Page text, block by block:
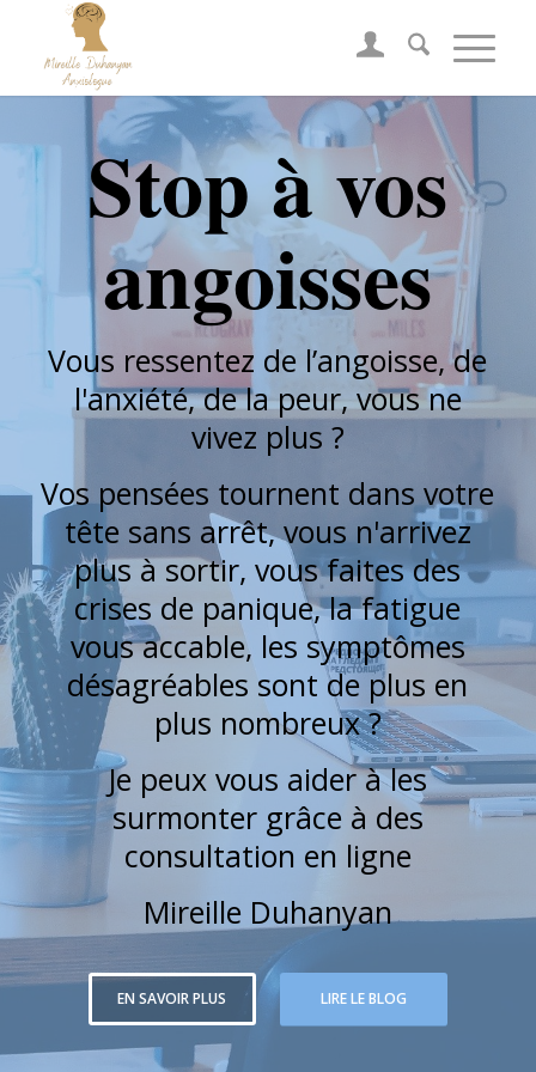
Stop à vos
angoisses
Vous ressentez de l’angoisse, de
l'anxiété, de la peur, vous ne
vivez plus ?
Vos pensées tournent dans votre
tête sans arrêt, vous n'arrivez
plus à sortir, vous faites des
crises de panique, la fatigue
vous accable, les symptômes
désagréables sont de plus en
plus nombreux ?
Je peux vous aider à les
surmonter grâce à des
consultation en ligne
Mireille Duhanyan
EN SAVOIR PLUS LIRE LE BLOG